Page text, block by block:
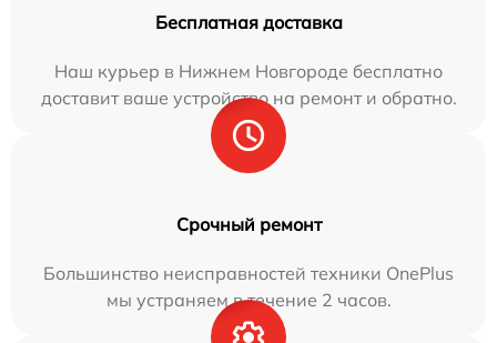
Бесплатная доставка
Наш курьер в Нижнем Новгороде бесплатно
доставит ваше устройство на ремонт и обратно.
Срочный ремонт
Большинство неисправностей техники OnePlus
мы устраняем в течение 2 часов.